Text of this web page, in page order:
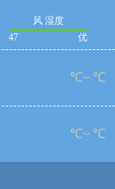
风 湿度
47
优
℃~ ℃
℃~ ℃